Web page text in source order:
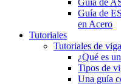
Guía de
Guía de
en Acero
Tutoriales
Tutoriales de
¿Qué es
Tipos de
Una guía